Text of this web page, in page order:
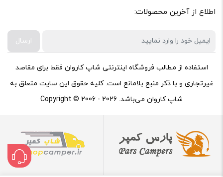
اطلاع از آخرین محصولات:
ارسال
استفاده از مطالب فروشگاه اینترنتی شاپ کاروان فقط برای مقاصد
غیرتجاری و با ذکر منبع بلامانع است. کلیه حقوق این سایت متعلق به
شاپ کاروان می‌باشد. Copyright © 2006 - 2026